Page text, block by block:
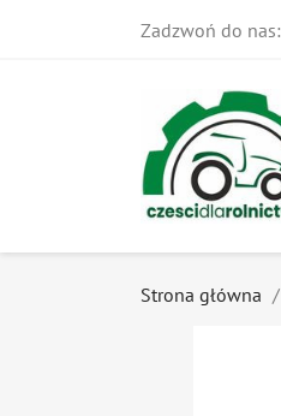
Zadzwoń do nas:
Strona główna